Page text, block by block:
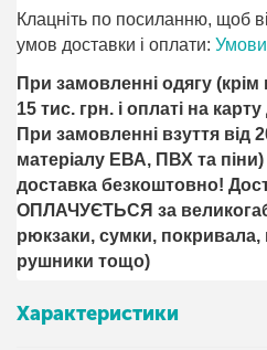
Клацніть по посиланню, щоб
умов доставки і оплати:Умови
При замовленні одягу
15 тис. грн. і оплаті на
При замовленні взуття від
матеріалу ЕВА, ПВХ та піни)
доставка безкоштовно!
ОПЛАЧУЄТЬСЯ за
рюкзаки, сумки, покривала,
рушники тощо)
Характеристики